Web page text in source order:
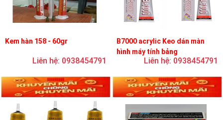
Kem hàn 158 - 60gr
Liên hệ: 0938454791
B7000 acrylic Keo dán màn
hình máy tính bảng
Liên hệ: 0938454791